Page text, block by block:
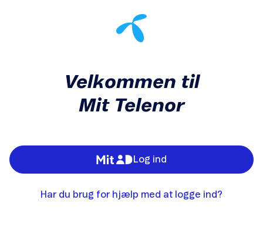
Velkommen til
Mit Telenor
Log ind
Har du brug for hjælp med at logge ind?